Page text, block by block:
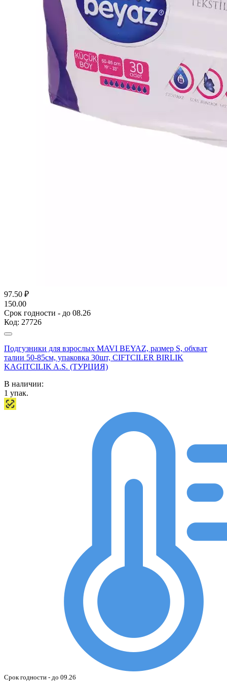
97.50 ₽
150.00
Срок годности - до 08.26
Код: 27726
Подгузники для взрослых MAVI BEYAZ, размер S, обхват
талии 50-85см, упаковка 30шт, CIFTCILER BIRLIK
KAGITCILIK A.S. (ТУРЦИЯ)
В наличии:
1 упак.
Срок годности - до 09.26